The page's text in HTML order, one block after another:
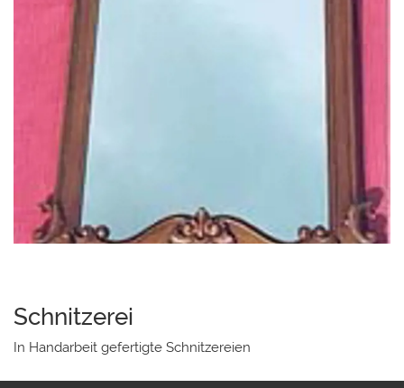
Schnitzerei
In Handarbeit gefertigte Schnitzereien